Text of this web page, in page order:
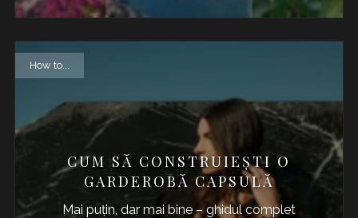
How to...
CUM SĂ CONSTRUIEȘTI O
GARDEROBĂ CAPSULĂ
Mai puțin, dar mai bine – ghidul complet